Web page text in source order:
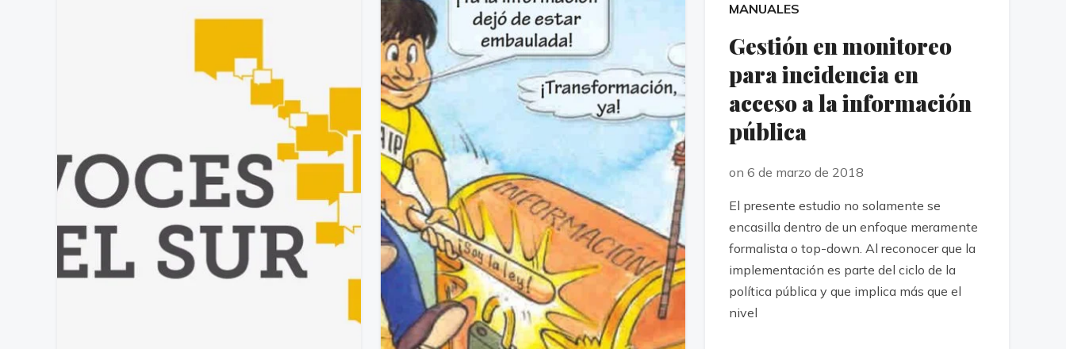
MANUALES
Gestión en monitoreo
para incidencia en
acceso a la información
pública
on 6 de marzo de 2018
El presente estudio no solamente se
encasilla dentro de un enfoque meramente
formalista o top-down. Al reconocer que la
implementación es parte del ciclo de la
política pública y que implica más que el
nivel